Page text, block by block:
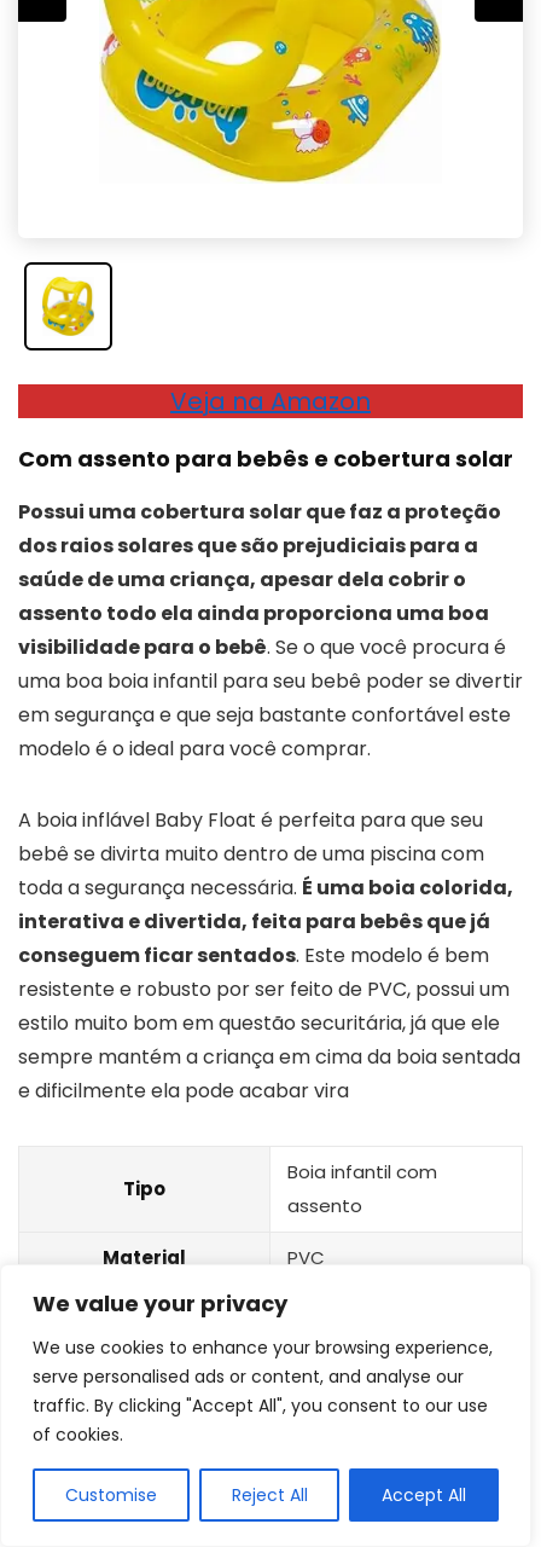
We value your privacy
We use cookies to enhance your browsing experience,
serve personalised ads or content, and analyse our
traffic. By clicking "Accept All", you consent to our use
of cookies.
Customise Reject All Accept All
Veja na Amazon
Com assento para bebês e cobertura solar
Possui uma cobertura solar que faz a proteção
dos raios solares que são prejudiciais para a
saúde de uma criança, apesar dela cobrir o
assento todo ela ainda proporciona uma boa
visibilidade para o bebê. Se o que você procura é
uma boa boia infantil para seu bebê poder se divertir
em segurança e que seja bastante confortável este
modelo é o ideal para você comprar.
A boia inflável Baby Float é perfeita para que seu
bebê se divirta muito dentro de uma piscina com
toda a segurança necessária. É uma boia colorida,
interativa e divertida, feita para bebês que já
conseguem ficar sentados. Este modelo é bem
resistente e robusto por ser feito de PVC, possui um
estilo muito bom em questão securitária, já que ele
sempre mantém a criança em cima da boia sentada
e dificilmente ela pode acabar vira
Tipo
Boia infantil com
assento
Material PVC
Faixa etária 1 a 3 anos
Peso máximo Até 25 kg
Dimensões 5 x 16 x 23 cm
Câmaras Não informado
INMETRO Sim